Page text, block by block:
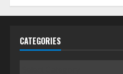
CATEGORIES